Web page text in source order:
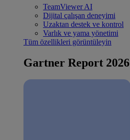
TeamViewer AI
Dijital çalışan deneyimi
Uzaktan destek ve kontrol
Varlık ve yama yönetimi
Tüm özellikleri görüntüleyin
Gartner Report 2026